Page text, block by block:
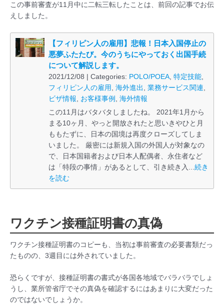
この事前審査が11月中に二転三転したことは、前回の記事でお伝
えしました。
【フィリピン人の雇用】悲報！日本入国停止の
悪夢ふたたび。今のうちにやっておく出国手続
について解説します。
2021/12/08 | Categories: POLO/POEA, 特定技能,
フィリピン人の雇用
海外進出 業務サービス関連
ビザ情報
お客様事例
海外情報
この11月はバタバタしましたね。 2021年1月から
まる10ヶ月、やっと開放されたと思いきやひと月
ももたずに、日本の国境は再度クローズしてしま
いました。 厳密には新規入国の外国人が対象なの
で、日本国籍者および日本人配偶者、永住者など
は「特段の事情」があるとして、引き続き入... 続き
を読む
ワクチン接種証明書の真偽
ワクチン接種証明書のコピーも、当初は事前審査の必要書類だっ
たものの、3週目には外されていました。
恐らくですが、接種証明書の書式が各国各地域でバラバラでしょ
うし、業所管省庁でその真偽を確認するにはあまりに大変だった
のではないでしょうか。